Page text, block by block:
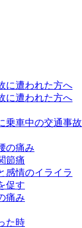
に遭われた方へ
に遭われた方へ
乗車中の交通事故
の痛み
節痛
感情のイライラ
促す
痛み
た時